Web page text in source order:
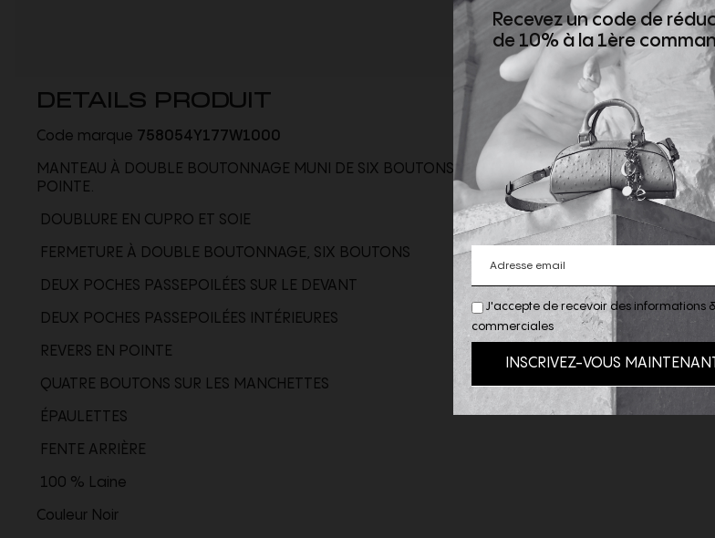
DETAILS PRODUIT
Code marque 758054Y177W1000
MANTEAU À DOUBLE BOUTONNAGE MUNI DE SIX BOUTONS ET DE REVERS EN
POINTE.
DOUBLURE EN CUPRO ET SOIE
FERMETURE À DOUBLE BOUTONNAGE, SIX BOUTONS
DEUX POCHES PASSEPOILÉES SUR LE DEVANT
DEUX POCHES PASSEPOILÉES INTÉRIEURES
REVERS EN POINTE
QUATRE BOUTONS SUR LES MANCHETTES
ÉPAULETTES
FENTE ARRIÈRE
100 % Laine
Couleur Noir
J'accepte de recevoir des informations
commerciales
Recevez un code de
de 10% à la 1ère